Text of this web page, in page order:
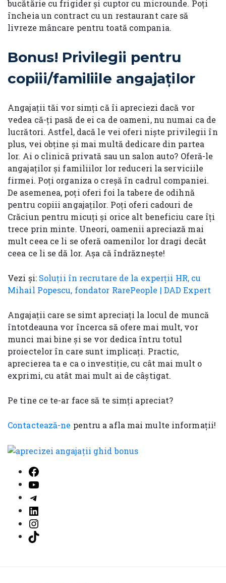
bucătărie cu frigider și cuptor cu microunde. Poți
încheia un contract cu un restaurant care să
livreze mâncare pentru toată compania.
Bonus! Privilegii pentru
copiii/familiile angajaților
Angajații tăi vor simți că îi apreciezi dacă vor
vedea că-ți pasă de ei ca de oameni, nu numai ca de
lucrători. Astfel, dacă le vei oferi niște privilegii în
plus, vei obține și mai multă dedicare din partea
lor. Ai o clinică privată sau un salon auto? Oferă-le
angajaților și familiilor lor reduceri la serviciile
firmei. Poți organiza o creșă în cadrul companiei.
De asemenea, poți oferi foi la tabere de odihnă
pentru copiii angajaților. Poți oferi cadouri de
Crăciun pentru micuți și orice alt beneficiu care îți
trece prin minte. Uneori, oamenii apreciază mai
mult ceea ce li se oferă oamenilor lor dragi decât
ceea ce li se dă lor. Așa că îndrăznește!
Vezi și: Soluții în recrutare de la experții HR, cu
Mihail Popescu, fondator RarePeople | DAD Expert
Angajații care se simt apreciați la locul de muncă
întotdeauna vor încerca să ofere mai mult, vor
munci mai bine și se vor dedica întru totul
proiectelor în care sunt implicați. Practic,
aprecierea ta e ca o investiție, cu cât mai mult o
exprimi, cu atât mai mult ai de câștigat.
Pe tine ce te-ar face să te simți apreciat?
Contactează-ne pentru a afla mai multe informații!